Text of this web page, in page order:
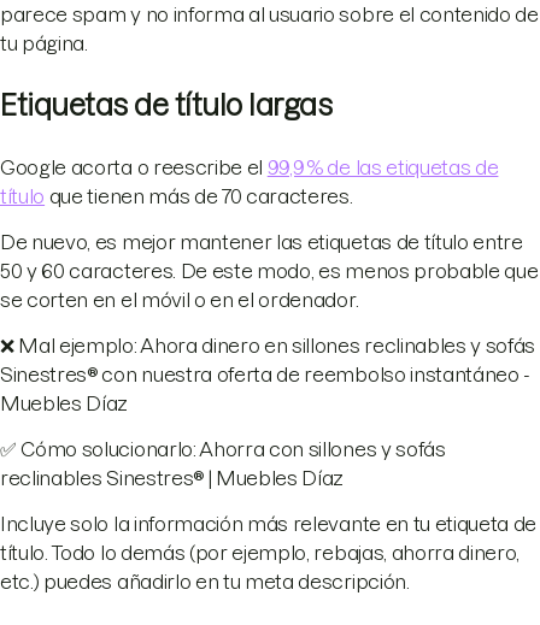
parece spam y no informa al usuario sobre el contenido de
tu página.
Etiquetas de título largas
Google acorta o reescribe el 99,9 % de las etiquetas de
título que tienen más de 70 caracteres.
De nuevo, es mejor mantener las etiquetas de título entre
50 y 60 caracteres. De este modo, es menos probable que
se corten en el móvil o en el ordenador.
❌ Mal ejemplo: Ahora dinero en sillones reclinables y sofás
Sinestres® con nuestra oferta de reembolso instantáneo -
Muebles Díaz
✅ Cómo solucionarlo: Ahorra con sillones y sofás
reclinables Sinestres® | Muebles Díaz
Incluye solo la información más relevante en tu etiqueta de
título. Todo lo demás (por ejemplo, rebajas, ahorra dinero,
etc.) puedes añadirlo en tu meta descripción.